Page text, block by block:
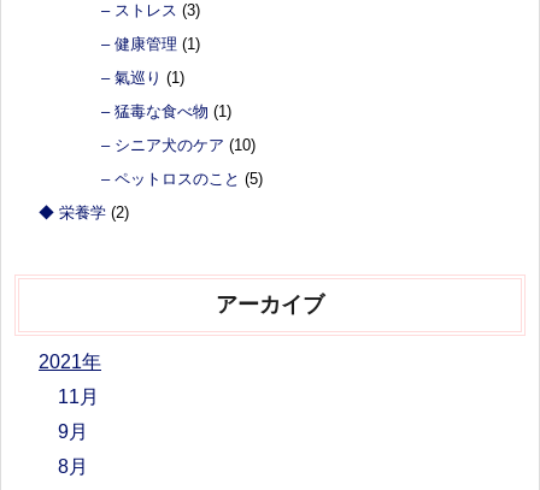
– ストレス (3)
– 健康管理 (1)
– 氣巡り (1)
– 猛毒な食べ物 (1)
– シニア犬のケア (10)
– ペットロスのこと (5)
◆ 栄養学 (2)
アーカイブ
2021年
11月
9月
8月